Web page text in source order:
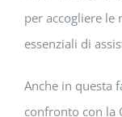
per accogliere le
essenziali di
Anche in questa
confronto con la